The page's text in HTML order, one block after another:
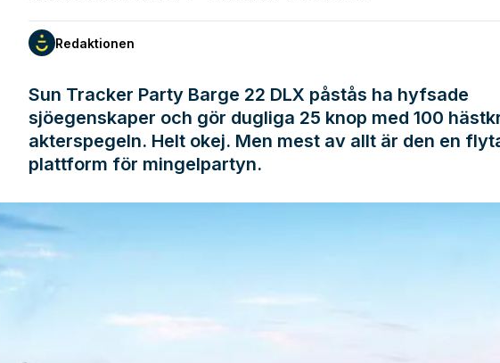
Redaktionen
Sun Tracker Party Barge 22 DLX påstås ha hyfsade
sjöegenskaper och gör dugliga 25 knop med 100
akterspegeln. Helt okej. Men mest av allt är den en
plattform för mingelpartyn.